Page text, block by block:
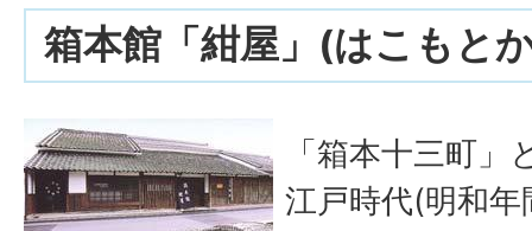
箱本館「紺屋」(はこもと
「箱本十三町
江戸時代(明和